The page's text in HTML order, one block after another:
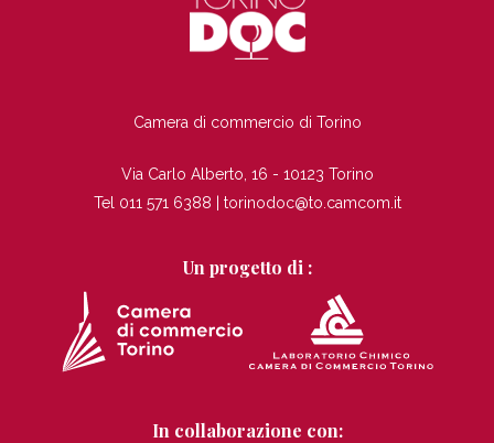
Camera di commercio di Torino
Via Carlo Alberto, 16 - 10123 Torino
Tel 011 571 6388 | torinodoc@to.camcom.it
Un progetto di :
In collaborazione con: